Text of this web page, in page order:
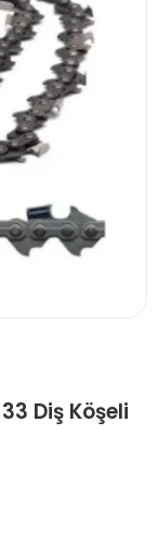
Diş Köşeli